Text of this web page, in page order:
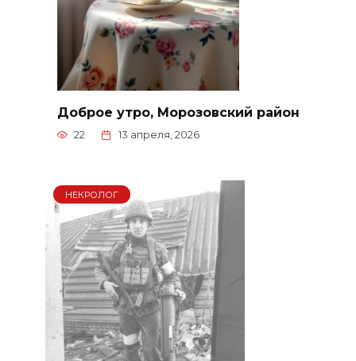
Доброе утро, Морозовский район
22 13 апреля, 2026
НЕКРОЛОГ